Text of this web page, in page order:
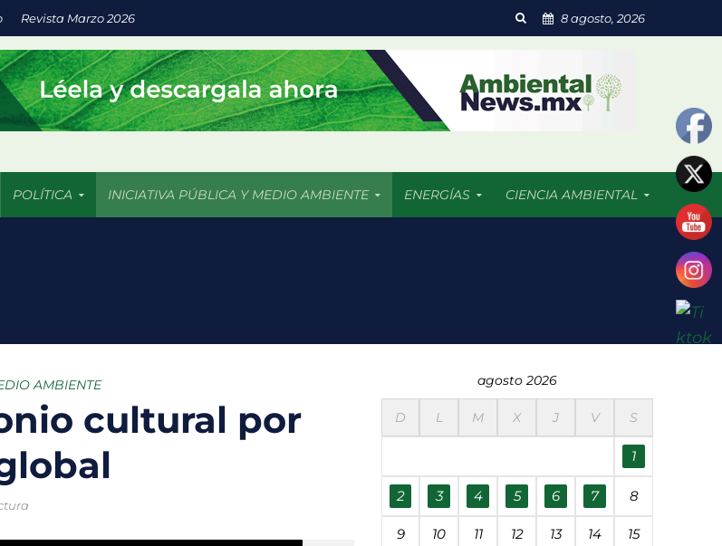
Revista Marzo 2026 8 agosto, 2026
POLÍTICA INICIATIVA PÚBLICA Y MEDIO AMBIENTE ENERGÍAS CIENCIA AMBIENTAL
que impulsan el desarrollo sostenible de las ciudades
tecnología y ciencia para proteger los océanos
la movilidad sostenible que gana terreno en las ciudades
crisis sin precedentes por el cambio climático
AMBIENTE
cultural por
agosto 2026
D L M X J V S
1
2 3 4 5 6 7 8
9 10 11 12 13 14 15